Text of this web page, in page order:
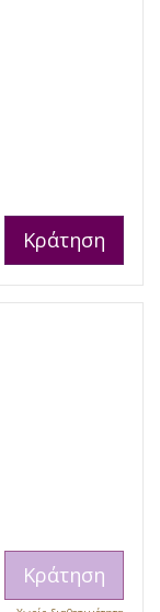
Κράτηση
Κράτηση